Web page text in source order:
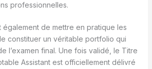
professionnelles.
également de mettre en pratique les
constituer un véritable portfolio qui
l’examen final. Une fois validé, le Titre
Assistant est officiellement délivré